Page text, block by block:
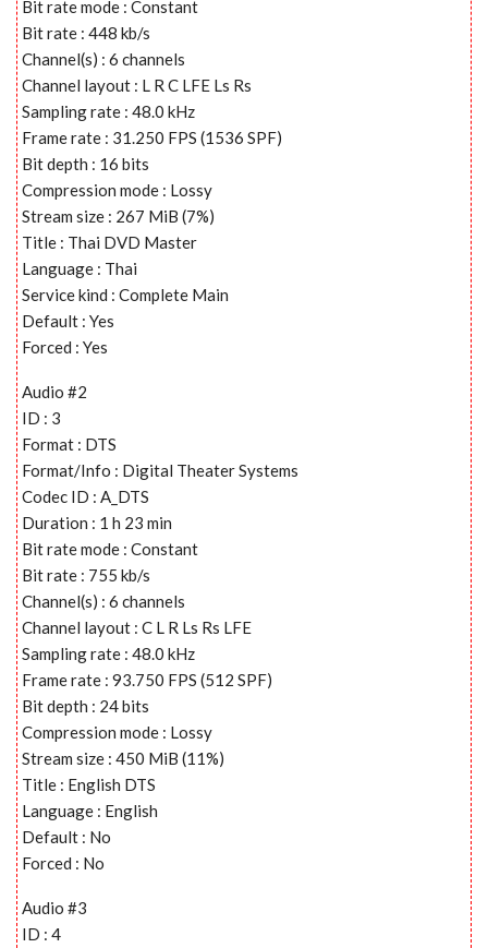
Bit rate mode : Constant
Bit rate : 448 kb/s
Channel(s) : 6 channels
Channel layout : L R C LFE Ls Rs
Sampling rate : 48.0 kHz
Frame rate : 31.250 FPS (1536 SPF)
Bit depth : 16 bits
Compression mode : Lossy
Stream size : 267 MiB (7%)
Title : Thai DVD Master
Language : Thai
Service kind : Complete Main
Default : Yes
Forced : Yes
Audio #2
ID : 3
Format : DTS
Format/Info : Digital Theater Systems
Codec ID : A_DTS
Duration : 1 h 23 min
Bit rate mode : Constant
Bit rate : 755 kb/s
Channel(s) : 6 channels
Channel layout : C L R Ls Rs LFE
Sampling rate : 48.0 kHz
Frame rate : 93.750 FPS (512 SPF)
Bit depth : 24 bits
Compression mode : Lossy
Stream size : 450 MiB (11%)
Title : English DTS
Language : English
Default : No
Forced : No
Audio #3
ID : 4